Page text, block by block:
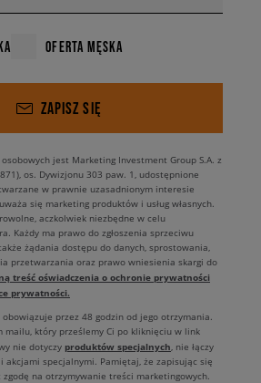
OFERTA MĘSKA
ZAPISZ SIĘ
jest Marketing Investment Group S.A. z
os. Dywizjonu 303 paw. 1, udostępnione
w prawnie uzasadnionym interesie
się marketing produktów i usług własnych.
aczkolwiek niezbędne w celu
Każdy ma prawo do zgłoszenia sprzeciwu
żądania dostępu do danych, sprostowania,
przetwarzania oraz prawo wniesienia skargi do
treść oświadczenia o ochronie prywatności
prywatności.
przez 48 godzin od jego otrzymania.
mailu, który prześlemy Ci po kliknięciu w link
nie dotyczy produktów specjalnych, nie łączy
akcjami specjalnymi. Pamiętaj, że zapisując się
na otrzymywanie treści marketingowych.